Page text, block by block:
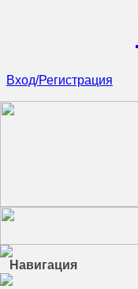
Вход/Регистрация
Навигация